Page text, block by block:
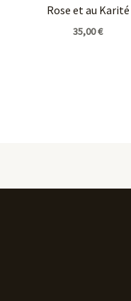
Rose et au Karité
35,00€